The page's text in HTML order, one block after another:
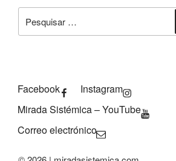
por:
Facebook
Instagram
Mirada Sistémica – YouTube
Correo electrónico